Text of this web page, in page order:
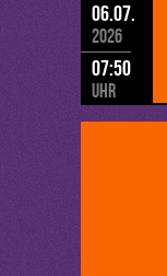
06.07.
2026
07:50
Uhr